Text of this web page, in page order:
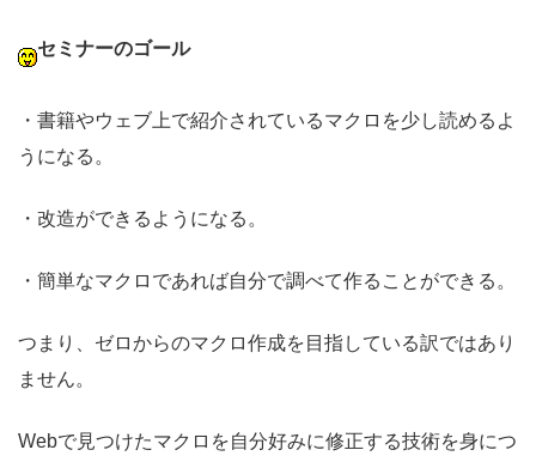
セミナーのゴール
・書籍やウェブ上で紹介されているマクロを少し読めるよ
うになる。
・改造ができるようになる。
・簡単なマクロであれば自分で調べて作ることができる。
つまり、ゼロからのマクロ作成を目指している訳ではあり
ません。
Webで見つけたマクロを自分好みに修正する技術を身につ